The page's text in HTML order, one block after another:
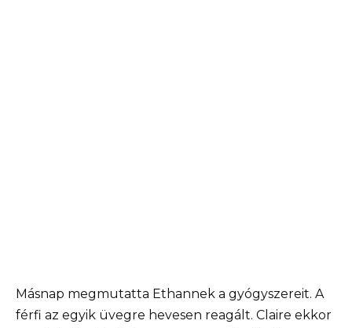
Másnap megmutatta Ethannek a gyógyszereit. A
férfi az egyik üvegre hevesen reagált. Claire ekkor